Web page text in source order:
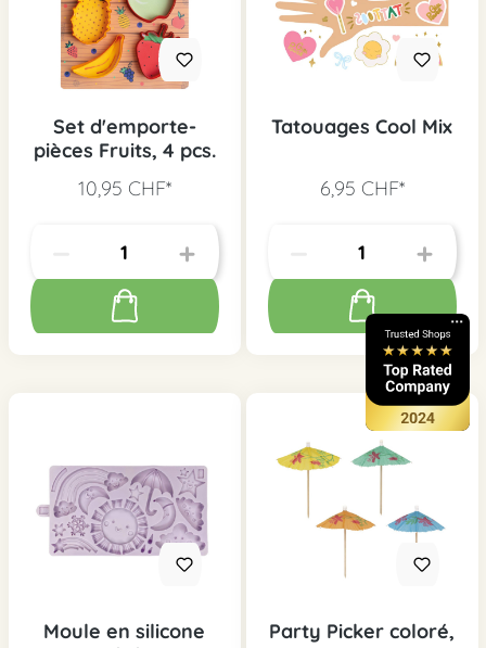
Set d'emporte-
pièces Fruits, 4 pcs.
10,95 CHF*
Tatouages Cool Mix
6,95 CHF*
Moule en silicone
Party Picker coloré,